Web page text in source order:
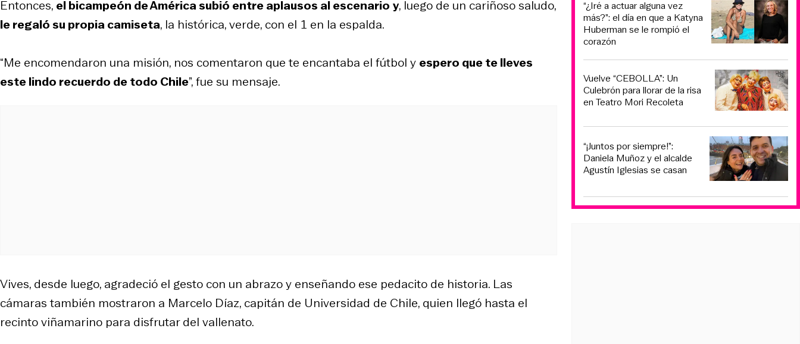
Entonces, el bicampeón de América subió entre aplausos al escenario y, luego de un cariñoso saludo,
le regaló su propia camiseta, la histórica, verde, con el 1 en la espalda.
“Me encomendaron una misión, nos comentaron que te encantaba el fútbol y espero que te lleves
este lindo recuerdo de todo Chile”, fue su mensaje.
Vives, desde luego, agradeció el gesto con un abrazo y enseñando ese pedacito de historia. Las
cámaras también mostraron a Marcelo Díaz, capitán de Universidad de Chile, quien llegó hasta el
recinto viñamarino para disfrutar del vallenato.
“¿Iré a actuar alguna vez
más?”: el día en que a Katyna
Huberman se le rompió el
corazón
Vuelve “CEBOLLA”: Un
Culebrón para llorar de la risa
en Teatro Mori Recoleta
“¡Juntos por siempre!”:
Daniela Muñoz y el alcalde
Agustín Iglesias se casan